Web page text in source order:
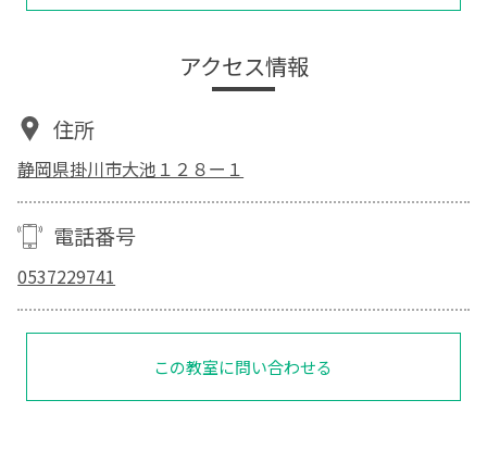
アクセス情報
住所
静岡県掛川市大池１２８ー１
電話番号
0537229741
この教室に問い合わせる